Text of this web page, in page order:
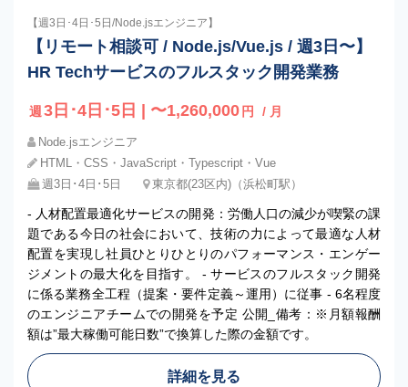
【週3日･4日･5日/Node.jsエンジニア】
【リモート相談可 / Node.js/Vue.js / 週3日〜】
HR Techサービスのフルスタック開発業務
週 3日･4日･5日 | 〜1,260,000 円 / 月
Node.jsエンジニア
HTML・CSS・JavaScript・Typescript・Vue
週3日･4日･5日
東京都(23区内)（浜松町駅）
- 人材配置最適化サービスの開発：労働人口の減少が喫緊の課
題である今日の社会において、技術の力によって最適な人材
配置を実現し社員ひとりひとりのパフォーマンス・エンゲー
ジメントの最大化を目指す。 - サービスのフルスタック開発
に係る業務全工程（提案・要件定義～運用）に従事 - 6名程度
のエンジニアチームでの開発を予定 公開_備考：※月額報酬
額は”最大稼働可能日数”で換算した際の金額です。
詳細を見る